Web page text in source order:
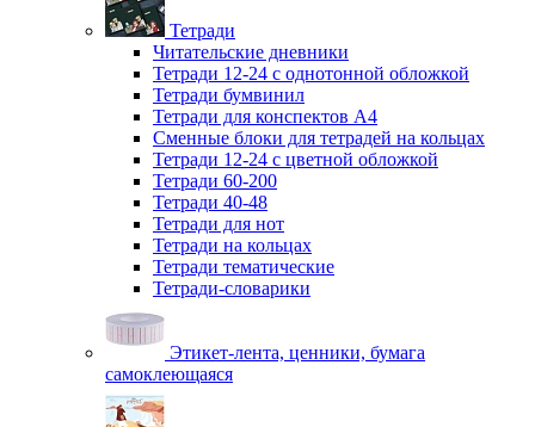
Тетради
Читательские дневники
Тетради 12-24 с однотонной обложкой
Тетради бумвинил
Тетради для конспектов А4
Сменные блоки для тетрадей на кольцах
Тетради 12-24 с цветной обложкой
Тетради 60-200
Тетради 40-48
Тетради для нот
Тетради на кольцах
Тетради тематические
Тетради-словарики
Этикет-лента, ценники, бумага
самоклеющаяся